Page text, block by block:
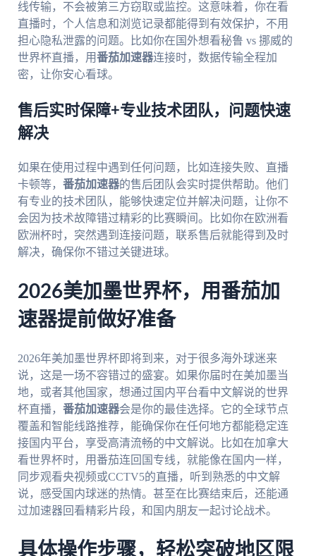
线传输，不会被第三方窃取或监控。这意味着，你在看
直播时，个人信息和浏览记录都能得到有效保护，不用
担心隐私泄露的问题。比如你在国外想看秘鲁 vs 挪威的
世界杯直播，用番茄加速器连接时，数据传输全程加
密，让你安心看球。
售后实时保障+专业技术团队，问题快速
解决
如果在使用过程中遇到任何问题，比如连接失败、直播
卡顿等， 番茄加速器的售后团队会实时提供帮助。他们
有专业的技术团队，能够快速定位并解决问题，让你不
会因为技术故障错过精彩的比赛瞬间。比如你在欧洲看
欧洲杯时，突然遇到连接问题，联系售后就能得到及时
解决，确保你不错过关键进球。
2026美加墨世界杯，用番茄加
速器提前做好准备
2026年美加墨世界杯即将到来，对于很多海外球迷来
说，这是一场不容错过的盛宴。如果你届时在美加墨当
地，或者其他国家，想通过国内平台看中文解说的世界
杯直播， 番茄加速器会是你的最佳选择。它的全球节点
覆盖和智能线路推荐，能确保你在任何地方都能稳定连
接国内平台，享受高清流畅的中文解说。比如在加拿大
看世界杯时，用番茄连回国专线，就能像在国内一样，
同步观看央视频或CCTV5的直播，听到熟悉的中文解
说，感受国内球迷的热情。甚至在比赛结束后，还能通
过加速器回看精彩片段，和国内朋友一起讨论战术。
具体操作步骤，轻松突破地区限